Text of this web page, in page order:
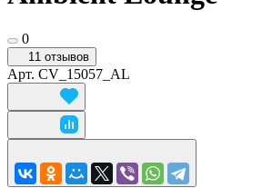
0
11 отзывов
Арт. CV_15057_AL